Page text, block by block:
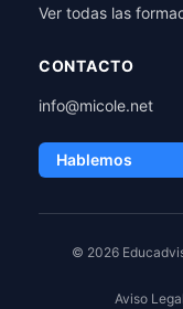
Ver todas las
CONTACTO
info@micole.net
Hablemos
© 2026
Aviso Legal